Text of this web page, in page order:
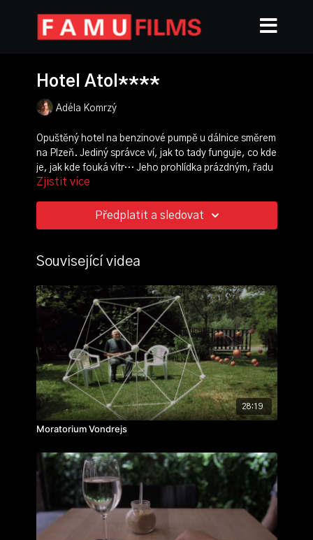
Hotel Atol****
Adéla Komrzý
Opuštěný hotel na benzinové pumpě u dálnice směrem
na Plzeň. Jediný správce ví, jak to tady funguje, co kde
je, jak kde fouká vítr… Jeho prohlídka prázdným, řadu
let nefungujícím prostorem, vypráví o tom, jak byl hotel
krachem vyrovnávají bývalí družstevníci, kteří u Atolu
zalili první kámen betonem a snažili se za socialismu
režie, scénář, kamera:
střih:Matěj Sláma
zvuk:Martin Semerád
ročník: 1.
cvičení: autorská reportáž
rok výroby: 2013
Zjistit více
Předplatit a sledovat
Související videa
28:19
Moratorium Vondrejs